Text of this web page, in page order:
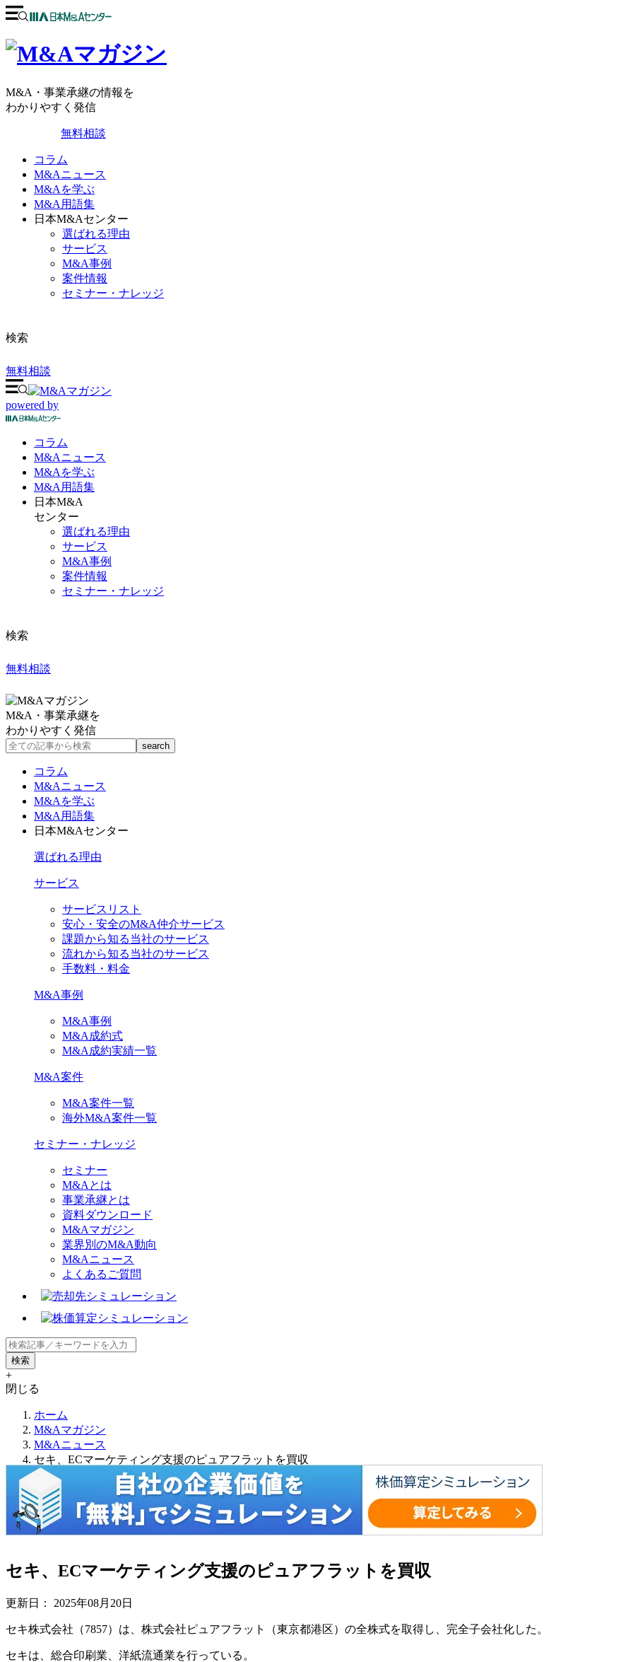
M&A・事業承継の情報を
わかりやすく発信
無料相談
コラム
M&Aニュース
M&Aを学ぶ
M&A用語集
日本M&Aセンター
選ばれる理由
サービス
M&A事例
案件情報
セミナー・ナレッジ
検索
無料相談
powered by
コラム
M&Aニュース
M&Aを学ぶ
M&A 用語集
日本M&A
センター
選ばれる理由
サービス
M&A事例
案件情報
セミナー・ナレッジ
検索
無料相談
M&A・事業承継を
わかりやすく発信
コラム
M&Aニュース
M&Aを学ぶ
M&A用語集
日本M&Aセンター
選ばれる理由
サービス
サービスリスト
安心・安全のM&A仲介サービス
課題から知る当社のサービス
流れから知る当社のサービス
手数料・料金
M&A事例
M&A事例
M&A成約式
M&A成約実績一覧
M&A案件
M&A案件一覧
海外M&A案件一覧
セミナー・ナレッジ
セミナー
M&Aとは
事業承継とは
資料ダウンロード
M&Aマガジン
業界別のM&A動向
M&Aニュース
よくあるご質問
+
閉じる
ホーム
M&Aマガジン
M&Aニュース
セキ、ECマーケティング支援のピュアフラットを買収
セキ、ECマーケティング支援のピュアフラットを買収
更新日： 2025年08月20日
セキ株式会社（7857）は、株式会社ピュアフラット（東京都港区）の全株式を取得し、完全子会社化した。
セキは、総合印刷業、洋紙流通業を行っている。